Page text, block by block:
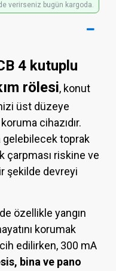
verirseniz bugün kargoda.
4 kutuplu
rölesi, konut
üst düzeye
cihazıdır.
gelebilecek toprak
çarpması riskine ve
şekilde devreyi
özellikle yangın
korumak
edilirken, 300 mA
bina ve pano